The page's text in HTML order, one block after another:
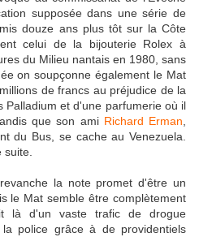
supposée dans une série de
douze ans plus tôt sur la Côte
celui de la bijouterie Rolex à
du Milieu nantais en 1980, sans
on soupçonne également le Mat
de francs au préjudice de la
Palladium et d'une parfumerie où il
que son ami Richard Erman
du Bus, se cache au Venezuela.
la note promet d'être un
le Mat semble être complètement
là d'un vaste trafic de drogue
police grâce à de providentiels